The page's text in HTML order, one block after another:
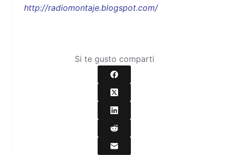
http://radiomontaje.blogspot.com/
Si te gusto comparti